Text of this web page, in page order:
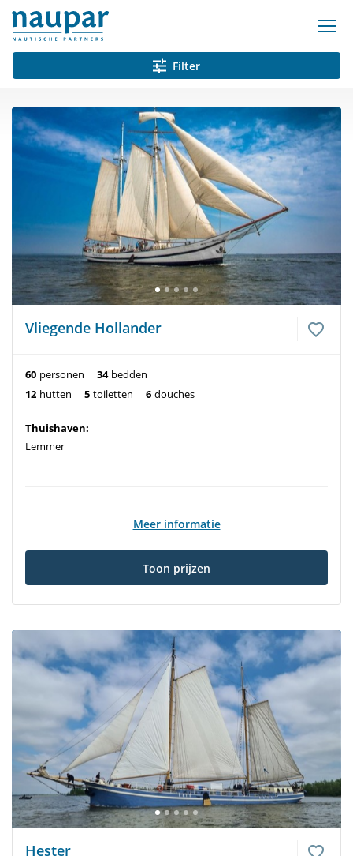
Filter
Vliegende Hollander
60 personen 34 bedden
12 hutten 5 toiletten 6 douches
Thuishaven:
Lemmer
Meer informatie
Toon prijzen
Hester